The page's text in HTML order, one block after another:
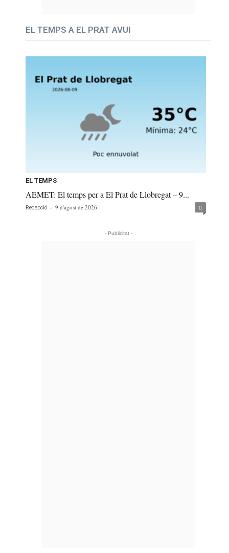
EL TEMPS A EL PRAT AVUI
EL TEMPS
AEMET: El temps per a El Prat de Llobregat – 9...
Redacció - 9 d'agost de 2026 0
- Publicitat -